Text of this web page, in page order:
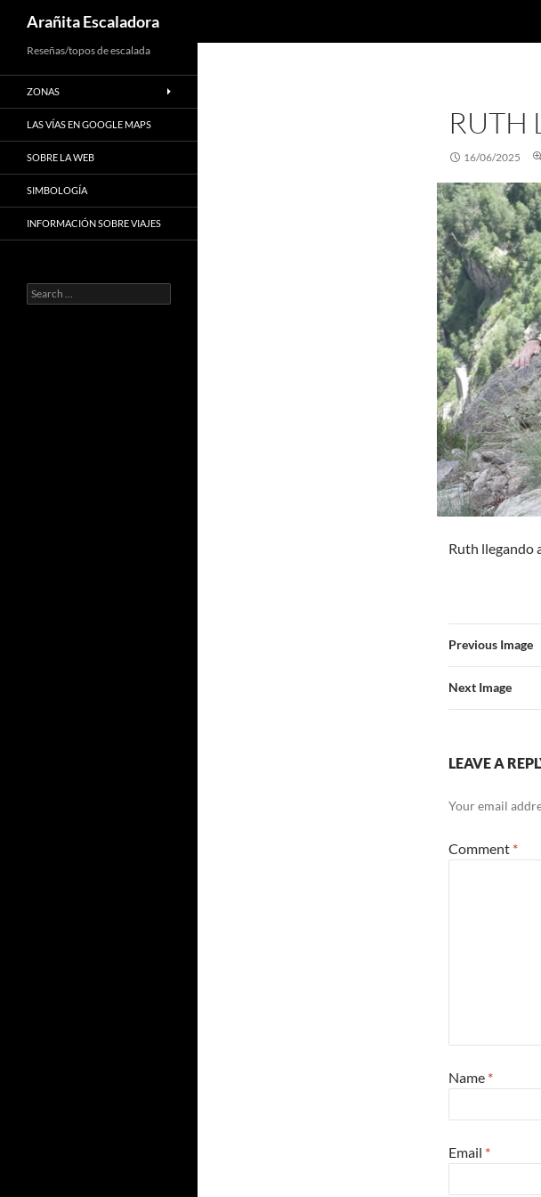
to
content
Arañita Escaladora
RUTH
16/06/2025
Ruth llegando
Previous Image
Next Image
LEAVE A
Your email
Comment *
Name *
Email *
Reseñas/topos de escalada
ZONAS
LAS VÍAS EN GOOGLE MAPS
SOBRE LA WEB
SIMBOLOGÍA
INFORMACIÓN SOBRE VIAJES
Search
for: